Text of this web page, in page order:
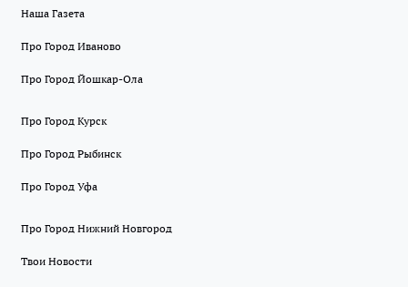
Наша Газета
Про Город Иваново
Про Город Йошкар-Ола
Про Город Курск
Про Город Рыбинск
Про Город Уфа
Про Город Нижний Новгород
Твои Новости